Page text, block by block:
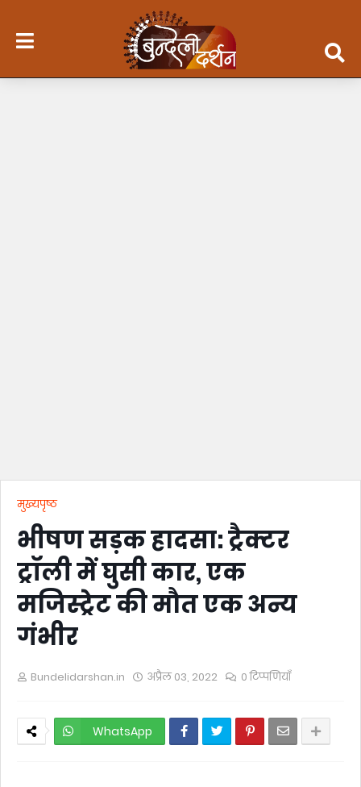
मुख्यपृष्ठ
भीषण सड़क हादसा: ट्रैक्टर
ट्रॉली में घुसी कार, एक
मजिस्ट्रेट की मौत एक अन्य
गंभीर
Bundelidarshan.in अप्रैल 03, 2022 0 टिप्पणियाँ
WhatsApp